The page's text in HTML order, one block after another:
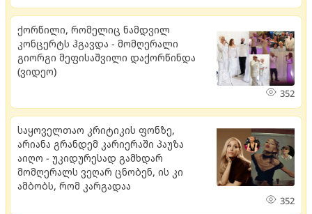
ქორწილი, რომელიც ნამდვილ
კონცერტს ჰგავდა - მომღერალი
გიორგი მეფისაშვილი დაქორწინდა
(ვიდეო)
352
საყოველთაო კრიტიკის ფონზე,
არიანა გრანდემ კარიერაში პაუზა
აიღო - უკიდურესად გამხდარ
მომღერალს ვეღარ ცნობენ, ის კი
ამბობს, რომ კარგადაა
352